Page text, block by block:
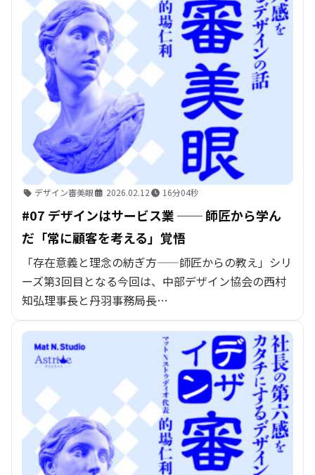
デザイン審美眼 2026.02.12 16分04秒
#07 デザインはサービス業 ── 師匠から学ん
だ「常に顧客を考える」覚悟
「存在意義と理念の紡ぎ方——師匠からの教え」シリ
ーズ第3回目となる今回は、中部デザイン協会の西村
知弘理事長と丹羽事務局長…